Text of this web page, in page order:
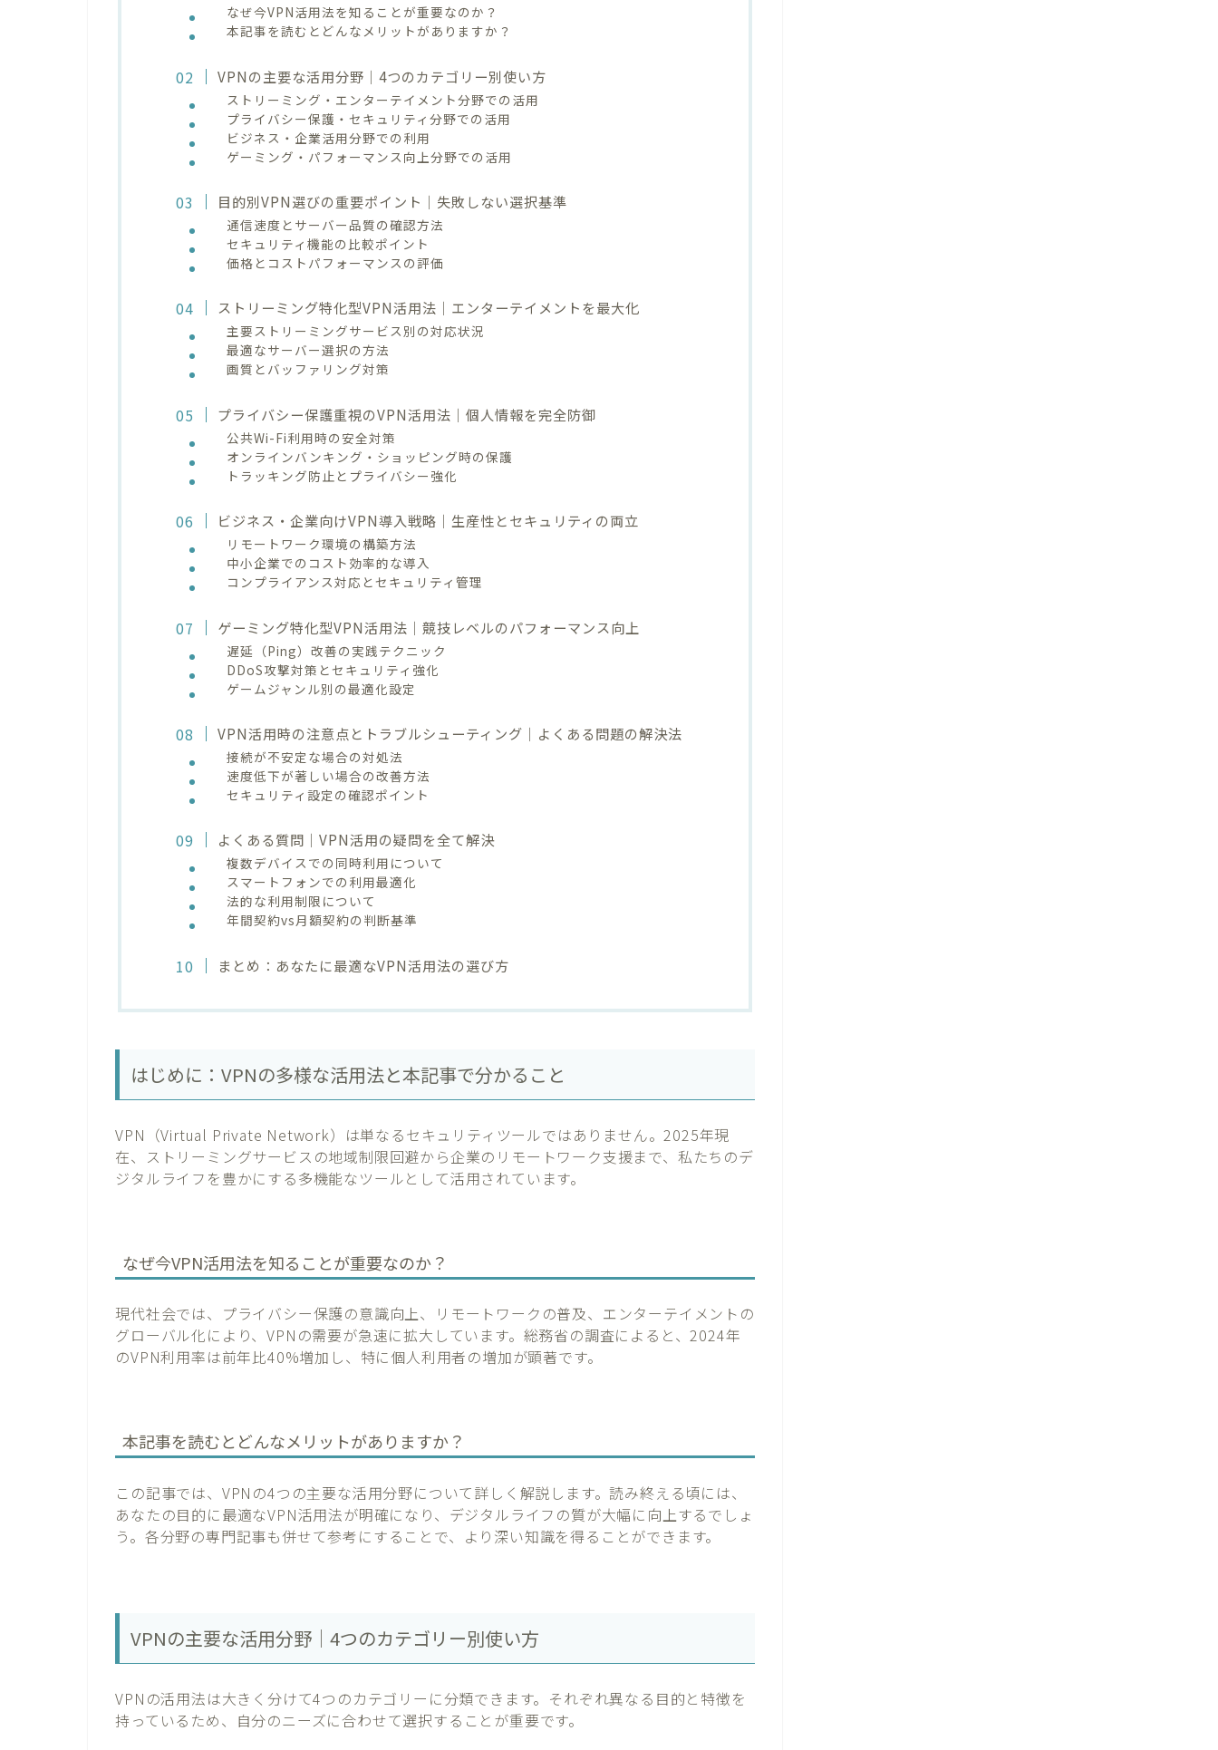
なぜ今VPN活用法を知ることが重要なのか？
本記事を読むとどんなメリットがありますか？
VPNの主要な活用分野｜4つのカテゴリー別使い方
ストリーミング・エンターテイメント分野での活用
プライバシー保護・セキュリティ分野での活用
ビジネス・企業活用分野での利用
ゲーミング・パフォーマンス向上分野での活用
目的別VPN選びの重要ポイント｜失敗しない選択基準
通信速度とサーバー品質の確認方法
セキュリティ機能の比較ポイント
価格とコストパフォーマンスの評価
ストリーミング特化型VPN活用法｜エンターテイメントを最大化
主要ストリーミングサービス別の対応状況
最適なサーバー選択の方法
画質とバッファリング対策
プライバシー保護重視のVPN活用法｜個人情報を完全防御
公共Wi-Fi利用時の安全対策
オンラインバンキング・ショッピング時の保護
トラッキング防止とプライバシー強化
ビジネス・企業向けVPN導入戦略｜生産性とセキュリティの両立
リモートワーク環境の構築方法
中小企業でのコスト効率的な導入
コンプライアンス対応とセキュリティ管理
ゲーミング特化型VPN活用法｜競技レベルのパフォーマンス向上
遅延（Ping）改善の実践テクニック
DDoS攻撃対策とセキュリティ強化
ゲームジャンル別の最適化設定
VPN活用時の注意点とトラブルシューティング｜よくある問題の解決法
接続が不安定な場合の対処法
速度低下が著しい場合の改善方法
セキュリティ設定の確認ポイント
よくある質問｜VPN活用の疑問を全て解決
複数デバイスでの同時利用について
スマートフォンでの利用最適化
法的な利用制限について
年間契約vs月額契約の判断基準
まとめ：あなたに最適なVPN活用法の選び方
はじめに：VPNの多様な活用法と本記事で分かること
VPN（Virtual Private Network）は単なるセキュリティツールではありません。2025年現
在、ストリーミングサービスの地域制限回避から企業のリモートワーク支援まで、私たちのデ
ジタルライフを豊かにする多機能なツールとして活用されています。
なぜ今VPN活用法を知ることが重要なのか？
現代社会では、プライバシー保護の意識向上、リモートワークの普及、エンターテイメントの
グローバル化により、VPNの需要が急速に拡大しています。総務省の調査によると、2024年
のVPN利用率は前年比40%増加し、特に個人利用者の増加が顕著です。
本記事を読むとどんなメリットがありますか？
この記事では、VPNの4つの主要な活用分野について詳しく解説します。読み終える頃には、
あなたの目的に最適なVPN活用法が明確になり、デジタルライフの質が大幅に向上するでしょ
う。各分野の専門記事も併せて参考にすることで、より深い知識を得ることができます。
VPNの主要な活用分野｜4つのカテゴリー別使い方
VPNの活用法は大きく分けて4つのカテゴリーに分類できます。それぞれ異なる目的と特徴を
持っているため、自分のニーズに合わせて選択することが重要です。